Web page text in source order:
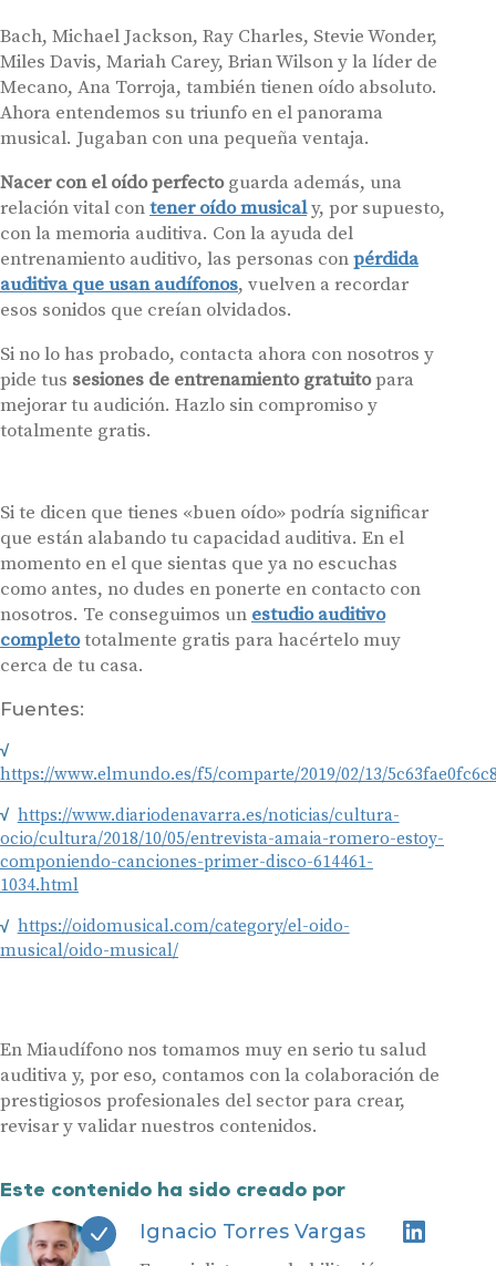
Bach, Michael Jackson, Ray Charles, Stevie Wonder,
Miles Davis, Mariah Carey, Brian Wilson y la líder de
Mecano, Ana Torroja, también tienen oído absoluto.
Ahora entendemos su triunfo en el panorama
musical. Jugaban con una pequeña ventaja.
Nacer con el oído perfectoguarda además, una
relación vital contener oído musicaly, por supuesto,
con la memoria auditiva. Con la ayuda del
entrenamiento auditivo, las personas conpérdida
auditiva que usan audífonos, vuelven a recordar
esos sonidos que creían olvidados.
Si no lo has probado, contacta ahora con nosotros y
pide tus sesiones de entrenamiento gratuitopara
mejorar tu audición. Hazlo sin compromiso y
totalmente gratis.
Si te dicen que tienes «buen oído» podría significar
que están alabando tu capacidad auditiva. En el
momento en el que sientas que ya no escuchas
como antes, no dudes en ponerte en contacto con
nosotros. Te conseguimos un estudio auditivo
completototalmente gratis para hacértelo muy
cerca de tu casa.
Fuentes:
https://www.elmundo.es/f5/comparte/2019/02/13/
https://www.diariodenavarra.es/noticias/cultura-
ocio/cultura/2018/10/05/entrevista-amaia-romero-estoy-
componiendo-canciones-primer-disco-614461-
1034.html
https://oidomusical.com/category/el-oido-
musical/oido-musical/
En Miaudífono nos tomamos muy en serio tu salud
auditiva y, por eso, contamos con la colaboración de
prestigiosos profesionales del sector para crear,
revisar y validar nuestros contenidos.
Este contenido ha sido creado por
Ignacio Torres Vargas